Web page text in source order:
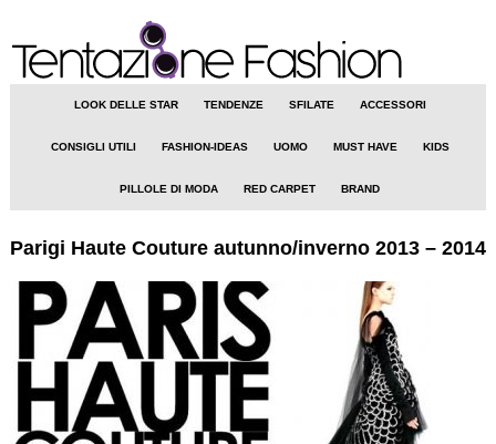
LOOK DELLE STAR TENDENZE SFILATE ACCESSORI
CONSIGLI UTILI FASHION-IDEAS UOMO MUST HAVE KIDS
PILLOLE DI MODA RED CARPET BRAND
Parigi Haute Couture autunno/inverno 2013 – 2014